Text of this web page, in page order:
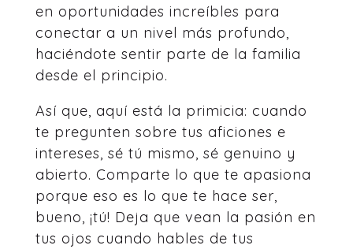
en oportunidades increíbles para
conectar a un nivel más profundo,
haciéndote sentir parte de la familia
desde el principio.
Así que, aquí está la primicia: cuando
te pregunten sobre tus aficiones e
intereses, sé tú mismo, sé genuino y
abierto. Comparte lo que te apasiona
porque eso es lo que te hace ser,
bueno, ¡tú! Deja que vean la pasión en
tus ojos cuando hables de tus